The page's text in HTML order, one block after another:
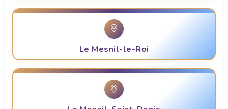
Le Mesnil-le-Roi